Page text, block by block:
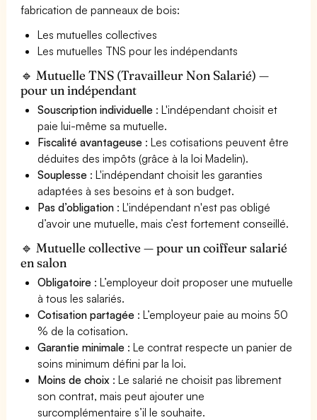
fabrication de panneaux de bois:
Les mutuelles collectives
Les mutuelles TNS pour les indépendants
🔹 Mutuelle TNS (Travailleur Non Salarié) —
pour un indépendant
Souscription individuelle : L'indépendant choisit et
paie lui-même sa mutuelle.
Fiscalité avantageuse : Les cotisations peuvent être
déduites des impôts (grâce à la loi Madelin).
Souplesse : L'indépendant choisit les garanties
adaptées à ses besoins et à son budget.
Pas d’obligation : L'indépendant n'est pas obligé
d’avoir une mutuelle, mais c’est fortement conseillé.
🔹 Mutuelle collective — pour un coiffeur salarié
en salon
Obligatoire : L’employeur doit proposer une mutuelle
à tous les salariés.
Cotisation partagée : L’employeur paie au moins 50
% de la cotisation.
Garantie minimale : Le contrat respecte un panier de
soins minimum défini par la loi.
Moins de choix : Le salarié ne choisit pas librement
son contrat, mais peut ajouter une
surcomplémentaire s’il le souhaite.